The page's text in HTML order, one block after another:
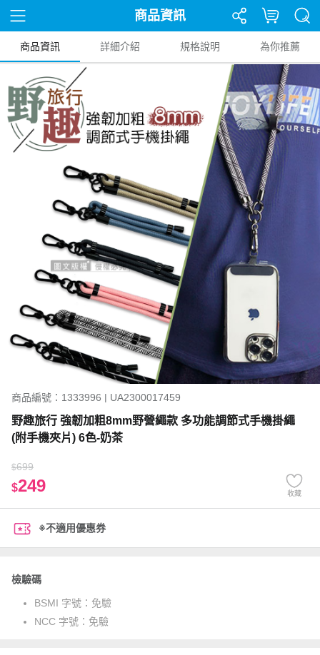
商品資訊
商品資訊 詳細介紹 規格說明 為你推薦
商品編號：1333996 | UA2300017459
野趣旅行 強韌加粗8mm野營繩款 多功能調節式手機掛繩
(附手機夾片) 6色-奶茶
$699
$249 收藏
※不適用優惠券
檢驗碼
BSMI 字號： 免驗
NCC 字號： 免驗